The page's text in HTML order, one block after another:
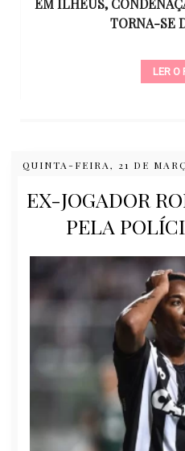
EM ILHÉUS,
TORNA-SE
LER O
QUINTA-FEIRA, 21 DE
EX-JOGADOR
PELA